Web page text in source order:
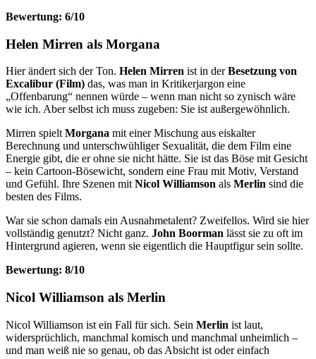
Bewertung: 6/10
Helen Mirren als Morgana
Hier ändert sich der Ton. Helen Mirren ist in derBesetzung von
Excalibur (Film) das, was man in Kritikerjargon eine
„Offenbarung“ nennen würde – wenn man nicht so zynisch wäre
wie ich. Aber selbst ich muss zugeben: Sie ist außergewöhnlich.
Mirren spieltMorgana mit einer Mischung aus eiskalter
Berechnung und unterschwühliger Sexualität, die dem Film eine
Energie gibt, die er ohne sie nicht hätte. Sie ist das Böse mit Gesicht
– kein Cartoon-Bösewicht, sondern eine Frau mit Motiv, Verstand
und Gefühl. Ihre Szenen mitNicol Williamson als Merlin sind die
besten des Films.
War sie schon damals ein Ausnahmetalent? Zweifellos. Wird sie hier
vollständig genutzt? Nicht ganz. John Boorman lässt sie zu oft im
Hintergrund agieren, wenn sie eigentlich die Hauptfigur sein sollte.
Bewertung: 8/10
Nicol Williamson als Merlin
Nicol Williamson ist ein Fall für sich. Sein Merlin ist laut,
widersprüchlich, manchmal komisch und manchmal unheimlich –
und man weiß nie so genau, ob das Absicht ist oder einfach